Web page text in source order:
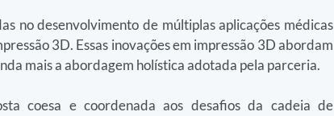
no desenvolvimento de múltiplas aplicações médicas
3D. Essas inovações em impressão 3D abordam
mais a abordagem holística adotada pela parceria.
coesa e coordenada aos desafios da cadeia de